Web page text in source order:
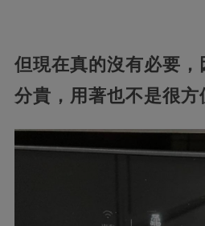
但現在真的沒有必要
分貴，用著也不是很方